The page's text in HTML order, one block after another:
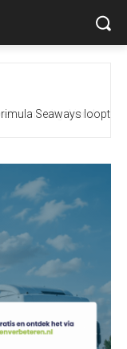
Seaways loopt